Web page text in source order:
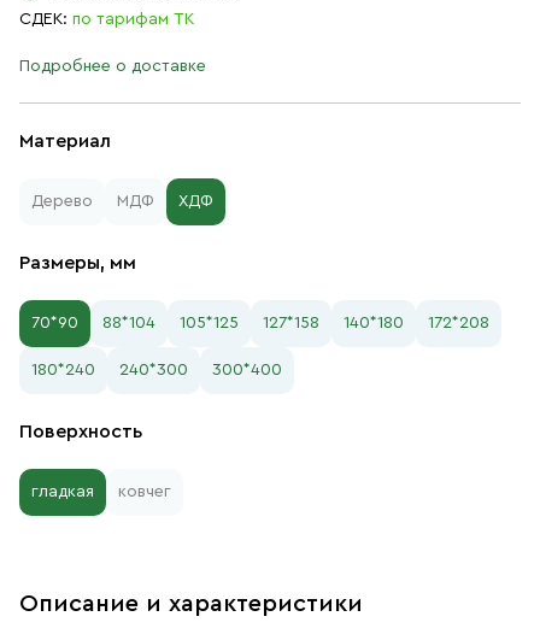
Материал
Дерево МДФ ХДФ
Размеры, мм
70*90 88*104 105*125 127*158 140*180 172*208
180*240 240*300 300*400
Поверхность
гладкая ковчег
СДЕК: по тарифам ТК
Подробнее о доставке
Описание и характеристики